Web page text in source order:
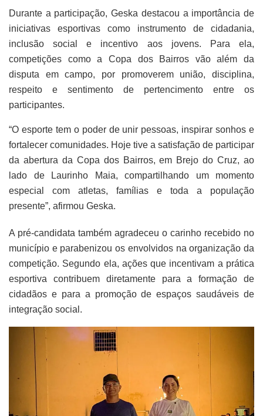
Durante a participação, Geska destacou a importância de
iniciativas esportivas como instrumento de cidadania,
inclusão social e incentivo aos jovens. Para ela,
competições como a Copa dos Bairros vão além da
disputa em campo, por promoverem união, disciplina,
respeito e sentimento de pertencimento entre os
participantes.
“O esporte tem o poder de unir pessoas, inspirar sonhos e
fortalecer comunidades. Hoje tive a satisfação de participar
da abertura da Copa dos Bairros, em Brejo do Cruz, ao
lado de Laurinho Maia, compartilhando um momento
especial com atletas, famílias e toda a população
presente”, afirmou Geska.
A pré-candidata também agradeceu o carinho recebido no
município e parabenizou os envolvidos na organização da
competição. Segundo ela, ações que incentivam a prática
esportiva contribuem diretamente para a formação de
cidadãos e para a promoção de espaços saudáveis de
integração social.